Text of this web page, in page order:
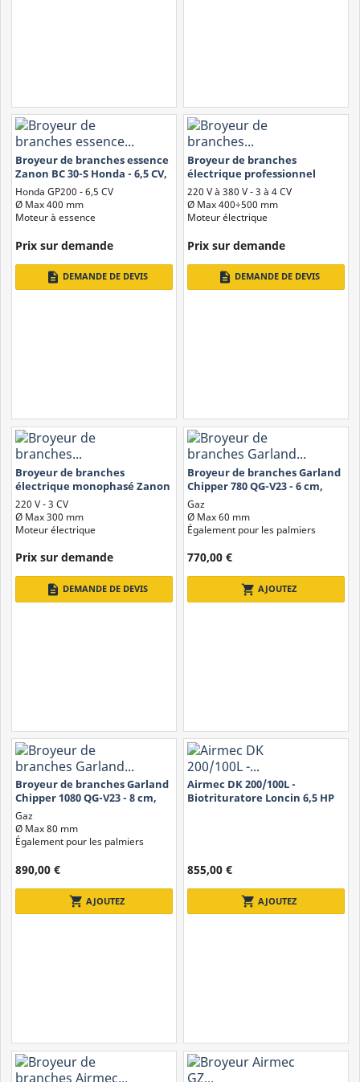
Broyeur de branches essence
Zanon BC 30-S Honda - 6,5 CV,
largeur de coupe : 4 cm
Honda GP200 - 6,5 CV
Ø Max 400 mm
Moteur à essence
Prix ​​sur demande
description DEMANDE DE DEVIS
Broyeur de branches
électrique professionnel
Zanon BC 60-E - Jusqu'à 4 CV
220 V à 380 V - 3 à 4 CV
Ø Max 400÷500 mm
Moteur électrique
Prix ​​sur demande
description DEMANDE DE DEVIS
Broyeur de branches
électrique monophasé Zanon
BC 30-E de 3 CV avec une
largeur de...
220 V - 3 CV
Ø Max 300 mm
Moteur électrique
Prix ​​sur demande
description DEMANDE DE DEVIS
Broyeur de branches Garland
Chipper 780 QG-V23 - 6 cm,
essence
Gaz
Ø Max 60 mm
Également pour les palmiers
770,00 €
shopping_cart AJOUTEZ
Broyeur de branches Garland
Chipper 1080 QG-V23 - 8 cm,
essence
Gaz
Ø Max 80 mm
Également pour les palmiers
890,00 €
shopping_cart AJOUTEZ
Airmec DK 200/100L -
Biotrituratore Loncin 6,5 HP
855,00 €
shopping_cart AJOUTEZ